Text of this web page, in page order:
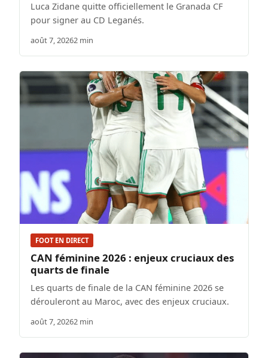
Luca Zidane quitte officiellement le Granada CF
pour signer au CD Leganés.
août 7, 20262 min
FOOT EN DIRECT
CAN féminine 2026 : enjeux cruciaux des
quarts de finale
Les quarts de finale de la CAN féminine 2026 se
dérouleront au Maroc, avec des enjeux cruciaux.
août 7, 20262 min